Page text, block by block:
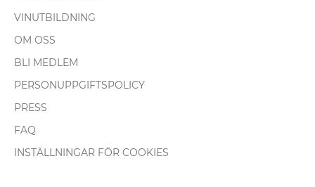
VINUTBILDNING
OM OSS
BLI MEDLEM
PERSONUPPGIFTSPOLICY
PRESS
FAQ
INSTÄLLNINGAR FÖR COOKIES